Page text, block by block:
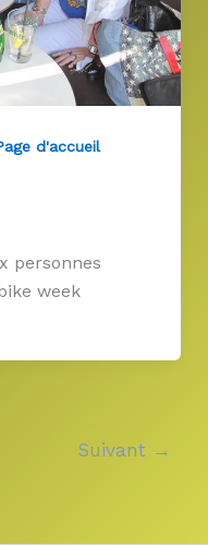
d'accueil
personnes
week
Suivant →